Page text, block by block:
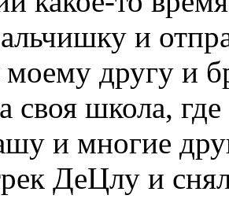
и
моему другу и
своя школа,
и многие
ДеЦлу и